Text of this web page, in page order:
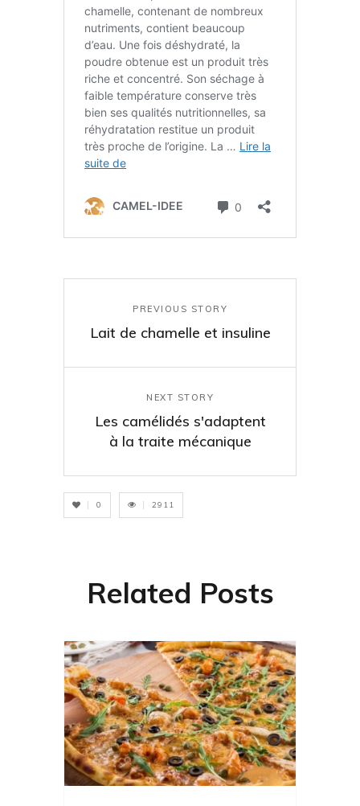
PREVIOUS STORY
Lait de chamelle et insuline
NEXT STORY
Les camélidés s'adaptent
à la traite mécanique
0 2911
Related Posts